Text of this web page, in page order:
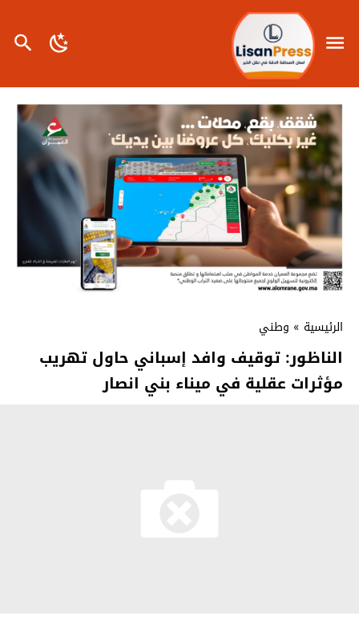
الرئيسية » وطني
الناظور: توقيف وافد إسباني حاول تهريب
مؤثرات عقلية في ميناء بني انصار